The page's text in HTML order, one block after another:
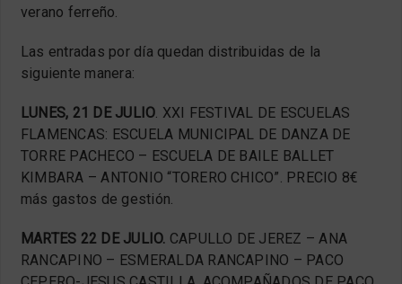
verano ferreño.
Las entradas por día quedan distribuidas de la
siguiente manera:
LUNES, 21 DE JULIO. XXI FESTIVAL DE ESCUELAS
FLAMENCAS: ESCUELA MUNICIPAL DE DANZA DE
TORRE PACHECO – ESCUELA DE BAILE BALLET
KIMBARA – ANTONIO “TORERO CHICO”. PRECIO 8€
más gastos de gestión.
MARTES 22 DE JULIO. CAPULLO DE JEREZ – ANA
RANCAPINO – ESMERALDA RANCAPINO – PACO